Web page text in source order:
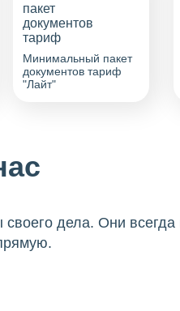
Минимальный пакет
документов тариф
"Лайт"
дела. Они